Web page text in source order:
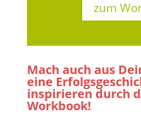
zum
Mach auch aus
eine
inspirieren durch
Workbook!